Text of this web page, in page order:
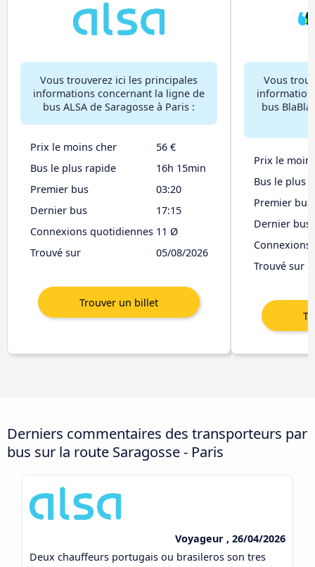
Vous trouverez ici les principales
informations concernant la ligne de
bus ALSA de Saragosse à Paris :
Prix le moins cher
56 €
Bus le plus rapide
16h 15min
Premier bus
03:20
Dernier bus
17:15
Connexions quotidiennes 11 Ø
Trouvé sur
05/08/2026
Vous
bus
Prix le
Bus le plus
Premier bus
Dernier bus
Trouvé sur
Derniers commentaires des transporteurs par
bus sur la route Saragosse - Paris
Voyageur , 26/04/2026
Deux chauffeurs portugais ou brasileros son tres